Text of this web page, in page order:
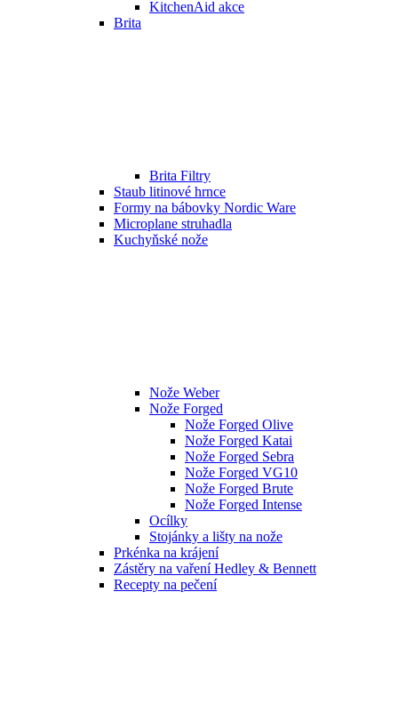
KitchenAid akce
Brita
Brita Filtry
Staub litinové hrnce
Formy na bábovky Nordic Ware
Microplane struhadla
Kuchyňské nože
Nože Weber
Nože Forged
Nože Forged Olive
Nože Forged Katai
Nože Forged Sebra
Nože Forged VG10
Nože Forged Brute
Nože Forged Intense
Ocílky
Stojánky a lišty na nože
Prkénka na krájení
Zástěry na vaření Hedley & Bennett
Recepty na pečení